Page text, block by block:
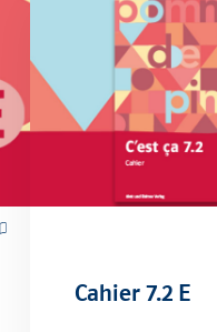
Cahier 7.2 E